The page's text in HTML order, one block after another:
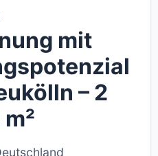
mit
– 2